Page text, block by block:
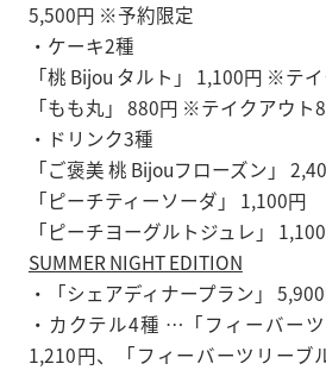
5,500円 ※予約限定
・ケーキ2種
「桃 Bijou タルト」 1,100円 ※テ
「もも丸」 880円 ※テイクアウト
・ドリンク3種
「ご褒美 桃 Bijouフローズン」
「ピーチティーソーダ」 1,100円
「ピーチヨーグルトジュレ」
SUMMER NIGHT EDITION
・「シェアディナープラン」
・カクテル4種 …「フィーバーツ
1,210円、「フィーバーツリーブ